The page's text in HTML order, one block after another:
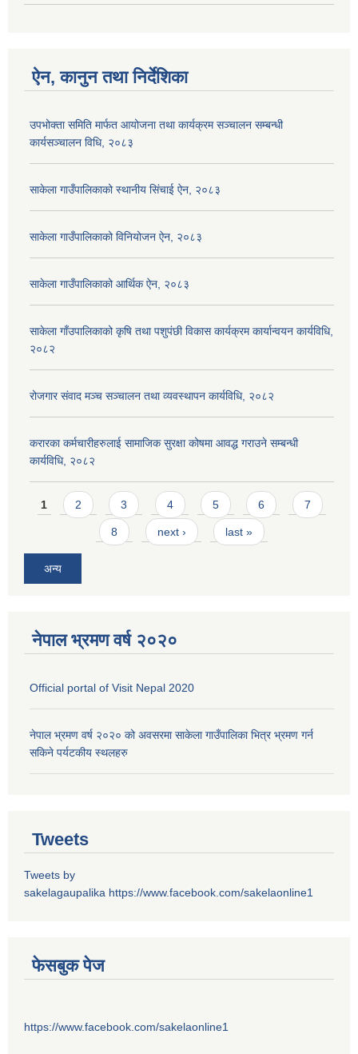
ऐन, कानुन तथा निर्देशिका
उपभोक्ता समिति मार्फत आयोजना तथा कार्यक्रम सञ्चालन सम्बन्धी
कार्यसञ्चालन विधि, २०८३
साकेला गाउँपालिकाको स्थानीय सिंचाई ऐन, २०८३
साकेला गाउँपालिकाको विनियोजन ऐन, २०८३
साकेला गाउँपालिकाको आर्थिक ऐन, २०८३
साकेला गाँउपालिकाको कृषि तथा पशुपंछी विकास कार्यक्रम कार्यान्वयन कार्यविधि,
२०८२
रोजगार संवाद मञ्च सञ्चालन तथा व्यवस्थापन कार्यविधि, २०८२
करारका कर्मचारीहरुलाई सामाजिक सुरक्षा कोषमा आवद्ध गराउने सम्बन्धी
कार्यविधि, २०८२
Pages
1 2 3 4 5 6 7
8 next › last »
अन्य
नेपाल भ्रमण वर्ष २०२०
Official portal of Visit Nepal 2020
नेपाल भ्रमण वर्ष २०२० को अवसरमा साकेला गाउँपालिका भित्र भ्रमण गर्न
सकिने पर्यटकीय स्थलहरु
Tweets
Tweets by
sakelagaupalika https://www.facebook.com/sakelaonline1
फेसबुक पेज
https://www.facebook.com/sakelaonline1